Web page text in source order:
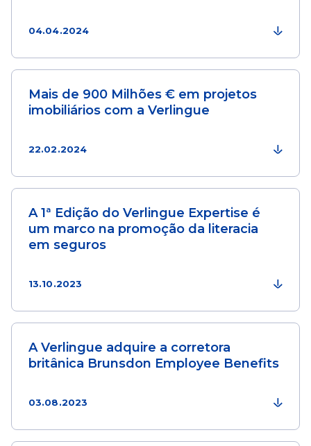
04.04.2024
Mais de 900 Milhões € em projetos
imobiliários com a Verlingue
22.02.2024
A 1ª Edição do Verlingue Expertise é
um marco na promoção da literacia
em seguros
13.10.2023
A Verlingue adquire a corretora
britânica Brunsdon Employee Benefits
03.08.2023